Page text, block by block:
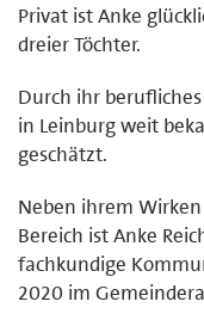
Privat ist Anke
dreier Töchter.
Durch ihr
in Leinburg weit
geschätzt.
Neben ihrem
Bereich ist Anke
fachkundige
2020 im